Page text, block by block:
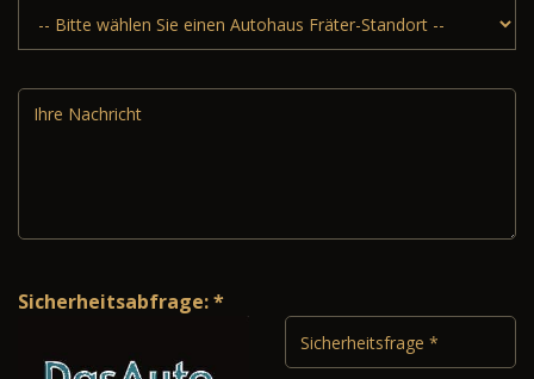
Sicherheitsabfrage: *